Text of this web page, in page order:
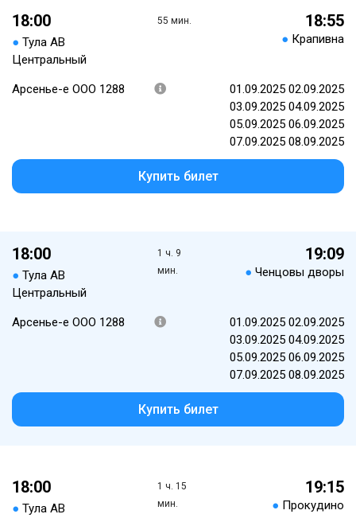
18:00
● Тула АВ
Центральный
55 мин. 18:55
● Крапивна
Арсенье-е ООО 1288
01.09.2025 02.09.2025
03.09.2025 04.09.2025
05.09.2025 06.09.2025
07.09.2025 08.09.2025
Купить билет
18:00
● Тула АВ
Центральный
1 ч. 9
мин.
19:09
● Ченцовы дворы
Арсенье-е ООО 1288
01.09.2025 02.09.2025
03.09.2025 04.09.2025
05.09.2025 06.09.2025
07.09.2025 08.09.2025
Купить билет
18:00
● Тула АВ
1 ч. 15
мин.
19:15
● Прокудино